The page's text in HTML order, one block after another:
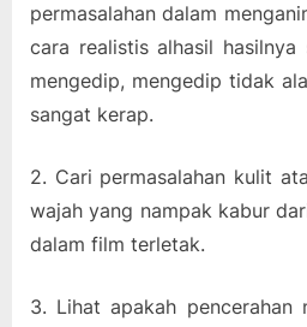
permasalahan dalam
cara realistis alhasil
mengedip, mengedip tidak
sangat kerap.
2. Cari permasalahan kulit
wajah yang nampak kabur
dalam film terletak.
3. Lihat apakah pencerahan